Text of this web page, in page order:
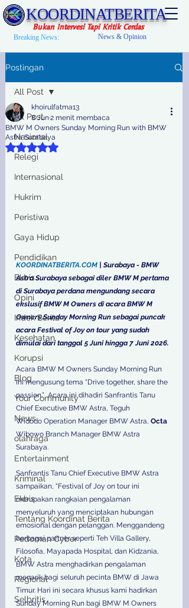
KOORDINATBERITA
Bukan Intervesi Tapi Kritik Cerdas
Breaking News: News & Opinion
Postingan
All Post
Nasional
Relegi
Internasional
Hukrim
Peristiwa
Gaya Hidup
Pendidikan
Ekbis
Opini
Indek Berita
Kesehatan
Korupsi
Blog
Your Community
News
olahraga
Entertainment
Kriminal
Ekbis
Tentang Koordinat Berita
Pedoman Cyber
Kota
Regional
Selbritis
All Post
BMW M Owners Sunday Morning Run with BMW
Astra Surabaya
khoirulfatma13
8 Jun2 menit membaca
Dinilai NaN dari 5 bintang.
KOORDINATBERITA.COM | Surabaya - BMW
Astra Surabaya sebagai diler BMW M pertama
di Surabaya perdana mengundang secara
ekslusif BMW M Owners di acara BMW M
Owners Sunday Morning Run sebagai puncak
acara Festival of Joy on tour yang sudah
dimulai dari tanggal 5 Juni hingga 7 Juni 2026.
Acara BMW M Owners Sunday Morning Run
ini mengusung tema “Drive together, share the
passion.”  Acara ini dihadiri Sanfrantis Tanu
Chief Executive BMW Astra, Teguh
Widodo Operation Manager BMW Astra, Octa
Wibowo Branch Manager BMW Astra
Surabaya.
Sanfrantis Tanu Chief Executive BMW Astra
sampaikan, “Festival of Joy on tour ini
merupakan rangkaian pengalaman
menyeluruh yang menciptakan hubungan
emosional dengan pelanggan. Menggandeng
berbagai partner seperti Teh Villa Gallery,
Filosofia, Mayapada Hospital, dan Kidzania,
BMW Astra menghadirkan pengalaman
menarik bagi seluruh pecinta BMW di Jawa
Timur. Hari ini secara khusus kami hadirkan
Sunday Morning Run bagi BMW M Owners